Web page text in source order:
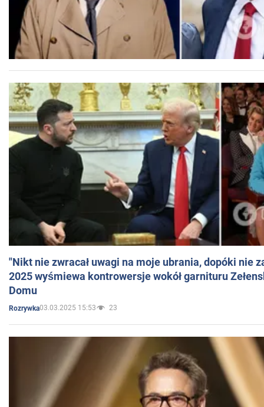
"Nikt nie zwracał uwagi na moje ubrania, dopóki nie
2025 wyśmiewa kontrowersje wokół garnituru
Domu
Rozrywka03.03.2025 15:53 23